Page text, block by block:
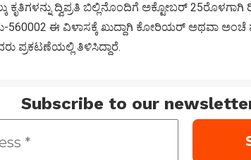
ಕೃತಿಗಳನ್ನು ದ್ವಿಪ್ರತಿ ಬಿಲ್ಲಿನೊಂದಿಗೆ ಅಕ್ಟೋಬರ್
560002 ಈ ವಿಳಾಸಕ್ಕೆ ಖುದ್ದಾಗಿ ಕೋರಿಯರ್ ಅಥವಾ
ಪ್ರಕಟಣೆಯಲ್ಲಿ ತಿಳಿಸಿದ್ದಾರೆ.
Subscribe to our